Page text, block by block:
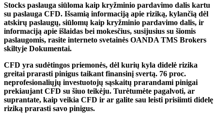
Stocks paslauga siūloma kaip kryžminio pardavimo dalis kartu
su paslauga CFD. Išsamią informaciją apie riziką, kylančią dėl
atskirų paslaugų, siūlomų kaip kryžminio pardavimo dalis, ir
informaciją apie išlaidas bei mokesčius, susijusius su šiomis
paslaugomis, rasite interneto svetainės OANDA TMS Brokers
skiltyje Dokumentai.
CFD yra sudėtingos priemonės, dėl kurių kyla didelė rizika
greitai prarasti pinigus taikant finansinį svertą. 76 proc.
neprofesionaliųjų investuotojų sąskaitų prarandami pinigai
prekiaujant CFD su šiuo teikėju. Turėtumėte pagalvoti, ar
suprantate, kaip veikia CFD ir ar galite sau leisti prisiimti didelę
riziką prarasti savo pinigus.